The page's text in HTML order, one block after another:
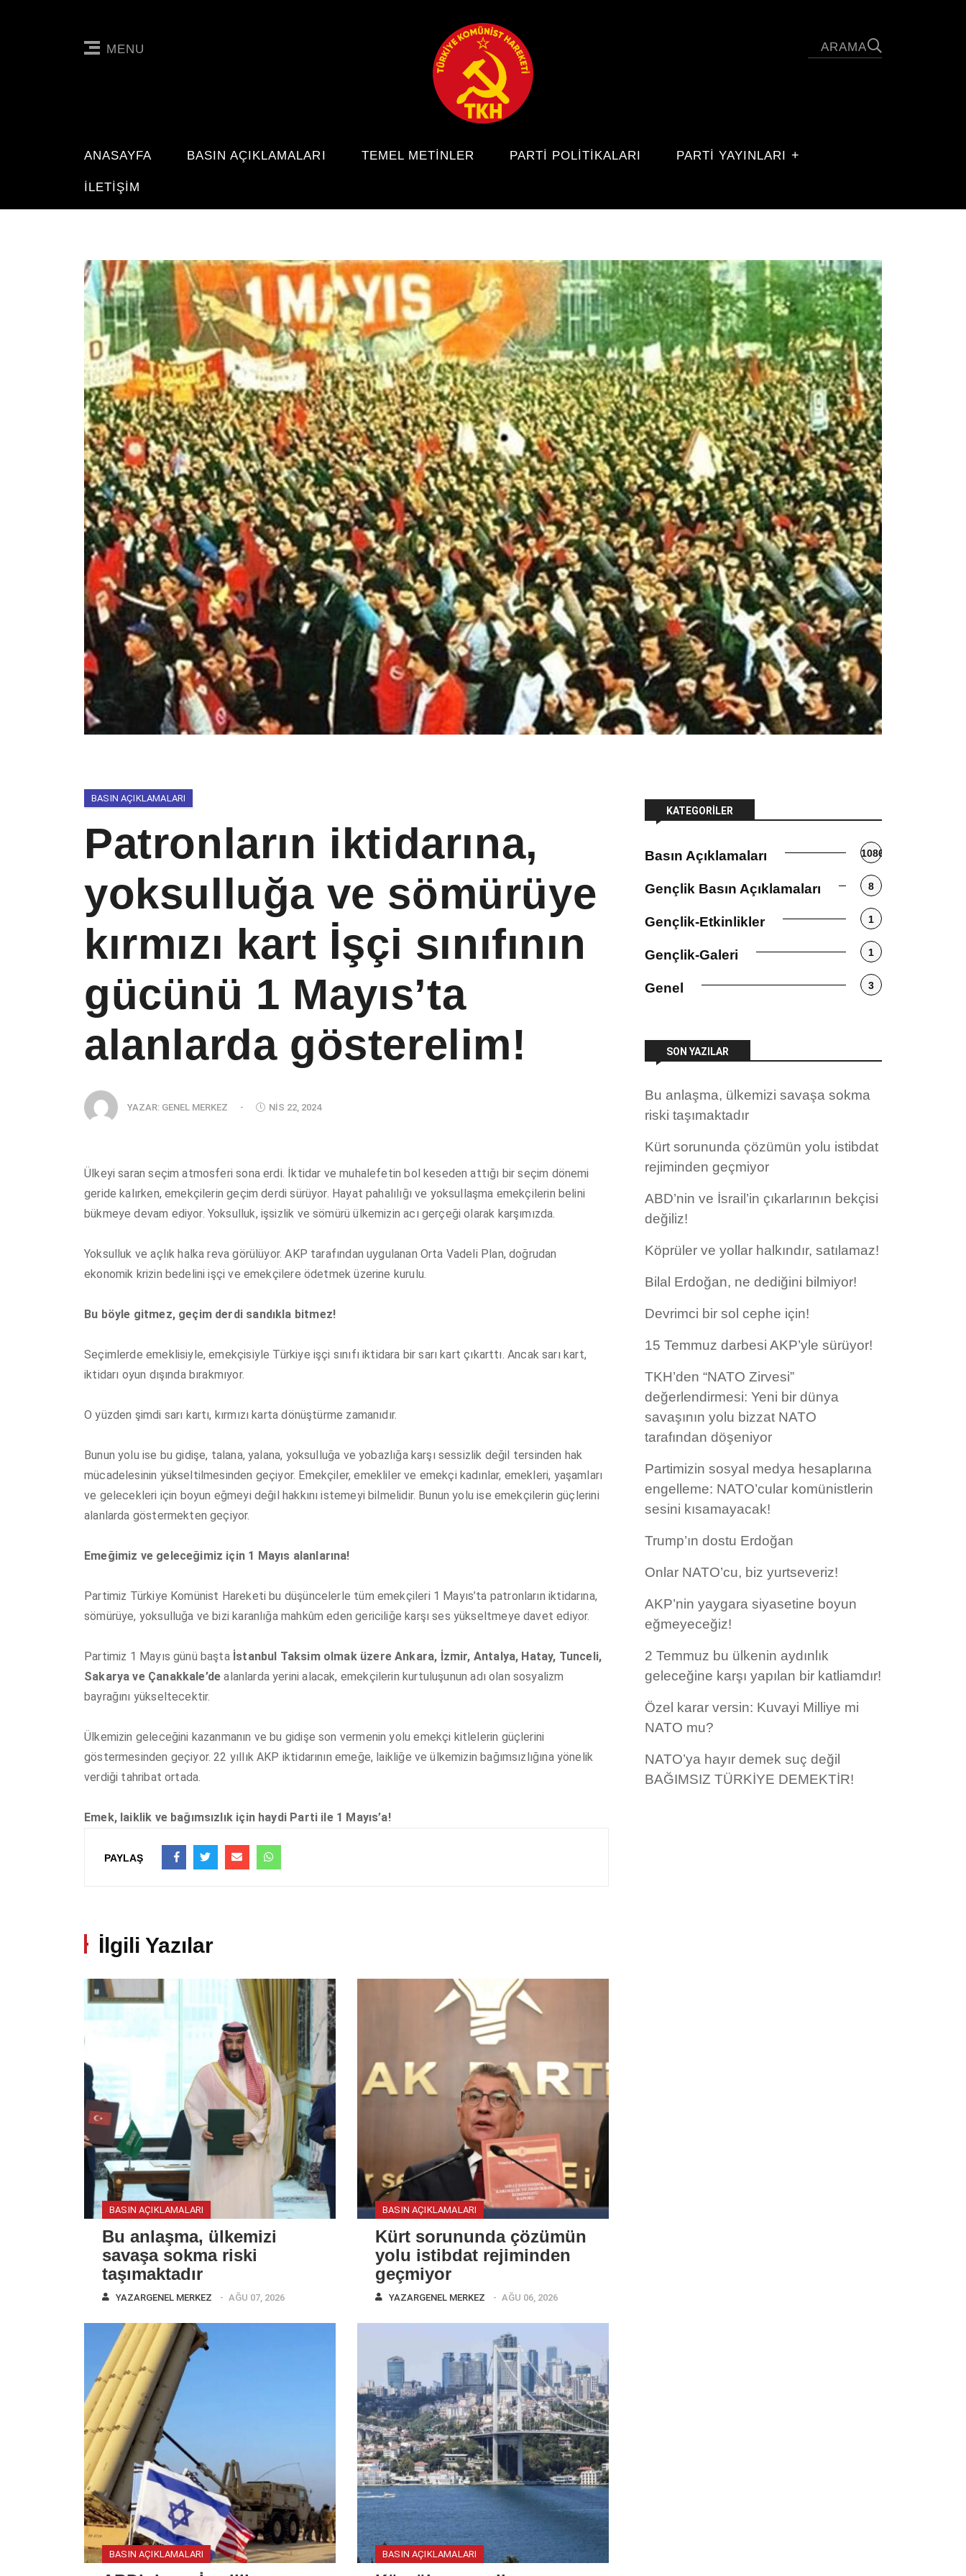
MENU
ANASAYFA BASIN AÇIKLAMALARI TEMEL METINLER PARTI POLITIKALARI PARTİ YAYINLARI
İLETIŞIM
BASIN AÇIKLAMALARI
Patronların iktidarına,
yoksulluğa ve sömürüye
kırmızı kart İşçi sınıfının
gücünü 1 Mayıs’ta
alanlarda gösterelim!
YAZAR: GENEL MERKEZ - NIS 22, 2024
Ülkeyi saran seçim atmosferi sona erdi. İktidar ve muhalefetin bol keseden attığı bir seçim dönemi
geride kalırken, emekçilerin geçim derdi sürüyor. Hayat pahalılığı ve yoksullaşma emekçilerin belini
bükmeye devam ediyor. Yoksulluk, işsizlik ve sömürü ülkemizin acı gerçeği olarak karşımızda.
Yoksulluk ve açlık halka reva görülüyor. AKP tarafından uygulanan Orta Vadeli Plan, doğrudan
ekonomik krizin bedelini işçi ve emekçilere ödetmek üzerine kurulu.
Bu böyle gitmez, geçim derdi sandıkla bitmez!
Seçimlerde emeklisiyle, emekçisiyle Türkiye işçi sınıfı iktidara bir sarı kart çıkarttı. Ancak sarı kart,
iktidarı oyun dışında bırakmıyor.
O yüzden şimdi sarı kartı, kırmızı karta dönüştürme zamanıdır.
Bunun yolu ise bu gidişe, talana, yalana, yoksulluğa ve yobazlığa karşı sessizlik değil tersinden hak
mücadelesinin yükseltilmesinden geçiyor. Emekçiler, emekliler ve emekçi kadınlar, emekleri, yaşamları
ve gelecekleri için boyun eğmeyi değil hakkını istemeyi bilmelidir. Bunun yolu ise emekçilerin güçlerini
alanlarda göstermekten geçiyor.
Emeğimiz ve geleceğimiz için 1 Mayıs alanlarına!
Partimiz Türkiye Komünist Hareketi bu düşüncelerle tüm emekçileri 1 Mayıs’ta patronların iktidarına,
sömürüye, yoksulluğa ve bizi karanlığa mahkûm eden gericiliğe karşı ses yükseltmeye davet ediyor.
Partimiz 1 Mayıs günü baştaİstanbul Taksim olmak üzere Ankara, İzmir, Antalya, Hatay, Tunceli,
Sakarya ve Çanakkale’dealanlarda yerini alacak, emekçilerin kurtuluşunun adı olan sosyalizm
bayrağını yükseltecektir.
Ülkemizin geleceğini kazanmanın ve bu gidişe son vermenin yolu emekçi kitlelerin güçlerini
göstermesinden geçiyor. 22 yıllık AKP iktidarının emeğe, laikliğe ve ülkemizin bağımsızlığına yönelik
verdiği tahribat ortada.
Emek, laiklik ve bağımsızlık için haydi Parti ile 1 Mayıs’a!
PAYLAŞ
İlgili Yazılar
BASIN AÇIKLAMALARI
Bu anlaşma, ülkemizi
savaşa sokma riski
taşımaktadır
YAZARGENEL MERKEZ AĞU 07, 2026
BASIN AÇIKLAMALARI
Kürt sorununda çözümün
yolu istibdat rejiminden
geçmiyor
YAZARGENEL MERKEZ AĞU 06, 2026
BASIN AÇIKLAMALARI BASIN AÇIKLAMALARI
KATEGORILER
Basın Açıklamaları 1086
Gençlik Basın Açıklamaları 8
Gençlik-Etkinlikler 1
Gençlik-Galeri 1
Genel 3
SON YAZILAR
Bu anlaşma, ülkemizi savaşa sokma
riski taşımaktadır
Kürt sorununda çözümün yolu istibdat
rejiminden geçmiyor
ABD’nin ve İsrail’in çıkarlarının bekçisi
değiliz!
Köprüler ve yollar halkındır, satılamaz!
Bilal Erdoğan, ne dediğini bilmiyor!
Devrimci bir sol cephe için!
15 Temmuz darbesi AKP’yle sürüyor!
TKH’den “NATO Zirvesi”
değerlendirmesi: Yeni bir dünya
savaşının yolu bizzat NATO
tarafından döşeniyor
Partimizin sosyal medya hesaplarına
engelleme: NATO’cular komünistlerin
sesini kısamayacak!
Trump’ın dostu Erdoğan
Onlar NATO’cu, biz yurtseveriz!
AKP’nin yaygara siyasetine boyun
eğmeyeceğiz!
2 Temmuz bu ülkenin aydınlık
geleceğine karşı yapılan bir katliamdır!
Özel karar versin: Kuvayi Milliye mi
NATO mu?
NATO’ya hayır demek suç değil
BAĞIMSIZ TÜRKİYE DEMEKTİR!